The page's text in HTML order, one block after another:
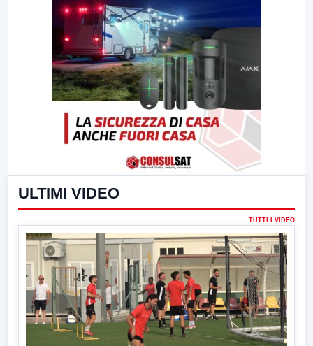
ULTIMI VIDEO
TUTTI I VIDEO